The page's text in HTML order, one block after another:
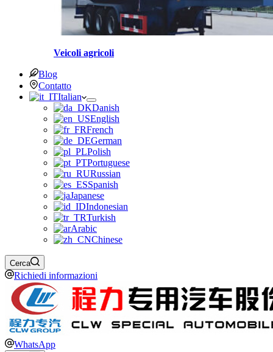
Veicoli agricoli
Blog
Contatto
Italian
Danish
English
French
German
Polish
Portuguese
Russian
Spanish
Japanese
Indonesian
Turkish
Arabic
Chinese
Cerca
Richiedi informazioni
WhatsApp